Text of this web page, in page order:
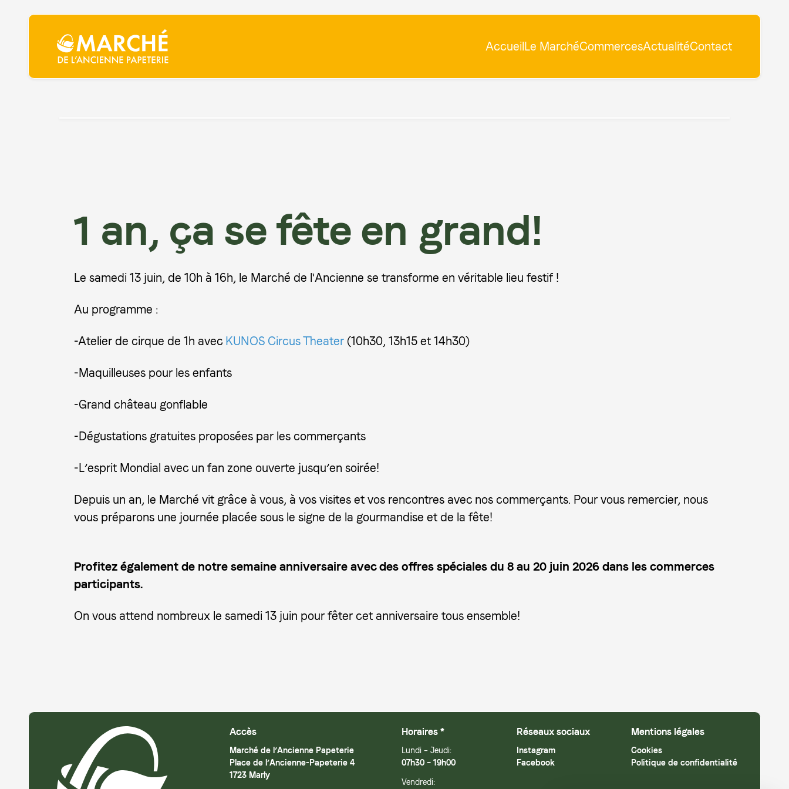
AccueilLe MarchéCommercesActualitéContact
1 an, ça se fête en grand!
Le samedi 13 juin, de 10h à 16h, le Marché de l'Ancienne se transforme en véritable lieu festif !
Au programme :
-Atelier de cirque de 1h avec KUNOS Circus Theater (10h30, 13h15 et 14h30)
-Maquilleuses pour les enfants
-Grand château gonflable
-Dégustations gratuites proposées par les commerçants
-L’esprit Mondial avec un fan zone ouverte jusqu’en soirée!
Depuis un an, le Marché vit grâce à vous, à vos visites et vos rencontres avec nos commerçants. Pour vous remercier, nous
vous préparons une journée placée sous le signe de la gourmandise et de la fête!
Profitez également de notre semaine anniversaire avec des offres spéciales du 8 au 20 juin 2026 dans les commerces
participants.
On vous attend nombreux le samedi 13 juin pour fêter cet anniversaire tous ensemble!
Accès
Marché de l’Ancienne Papeterie
Place de l’Ancienne-Papeterie 4
1723 Marly
Horaires *
Lundi – Jeudi:
07h30 – 19h00
Vendredi:
Réseaux sociaux
Instagram
Facebook
Mentions légales
Cookies
Politique de confidentialité